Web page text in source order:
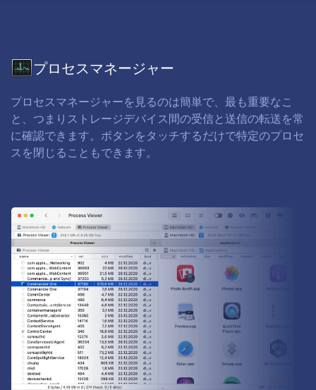
プロセスマネージャー
プロセスマネージャーを見るのは簡単で、最も重要なこ
と、つまりストレージデバイス間の受信と送信の転送を常
に確認できます。ボタンをタッチするだけで特定のプロセ
スを閉じることもできます。